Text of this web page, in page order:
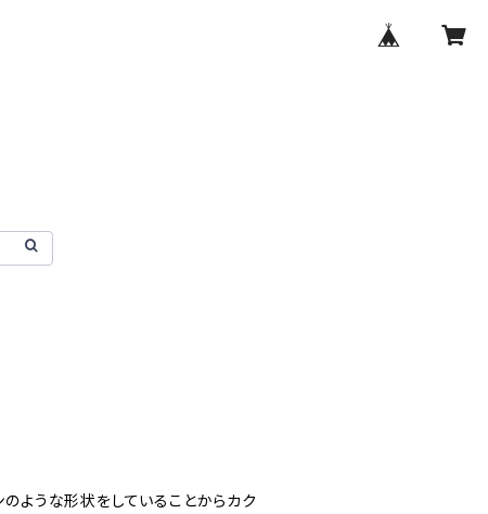
ような形状をしていることからカク